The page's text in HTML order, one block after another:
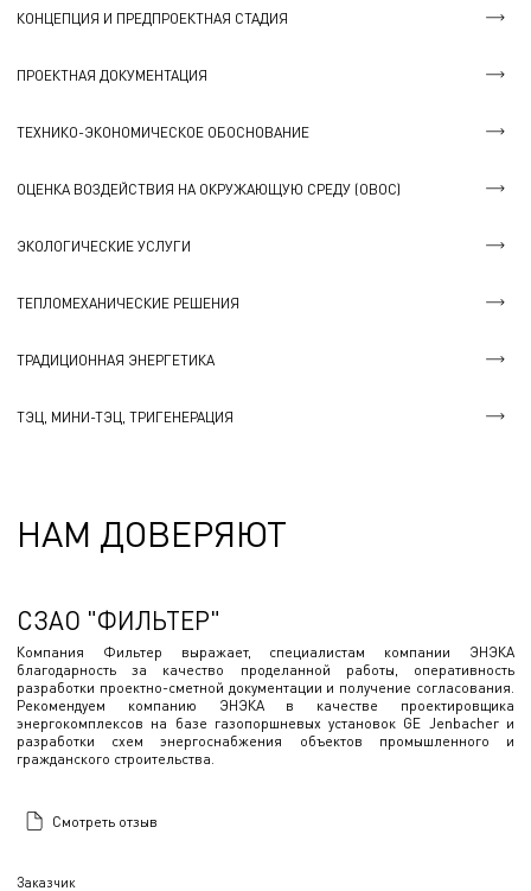
КОНЦЕПЦИЯ И ПРЕДПРОЕКТНАЯ СТАДИЯ
ПРОЕКТНАЯ ДОКУМЕНТАЦИЯ
ТЕХНИКО-ЭКОНОМИЧЕСКОЕ ОБОСНОВАНИЕ
ОЦЕНКА ВОЗДЕЙСТВИЯ НА ОКРУЖАЮЩУЮ СРЕДУ (ОВОС)
ЭКОЛОГИЧЕСКИЕ УСЛУГИ
ТЕПЛОМЕХАНИЧЕСКИЕ РЕШЕНИЯ
ТРАДИЦИОННАЯ ЭНЕРГЕТИКА
ТЭЦ, МИНИ-ТЭЦ, ТРИГЕНЕРАЦИЯ
НАМ ДОВЕРЯЮТ
Заказчик
СЗАО "ФИЛЬТЕР"
Компания Фильтер выражает, специалистам компании ЭНЭКА
благодарность за качество проделанной работы, оперативность
разработки проектно-сметной документации и получение согласования.
Рекомендуем компанию ЭНЭКА в качестве проектировщика
энергокомплексов на базе газопоршневых установок GE Jenbacher и
разработки схем энергоснабжения объектов промышленного и
гражданского строительства.
Смотреть отзыв